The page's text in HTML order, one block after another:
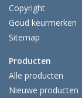
Copyright
Goud keurmerken
Sitemap
Producten
Alle producten
Nieuwe producten